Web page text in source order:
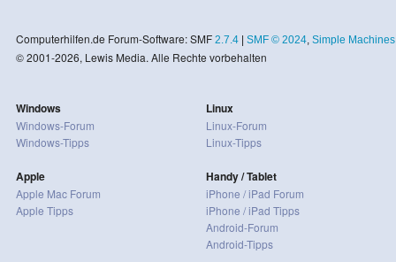
Computerhilfen.de Forum-Software: SMF 2.7.4| SMF © 2024, Simple Machines
© 2001-2026, Lewis Media. Alle Rechte vorbehalten
Windows
Windows-Forum
Windows-Tipps
Apple
Apple Mac Forum
Apple Tipps
Linux
Linux-Forum
Linux-Tipps
Handy / Tablet
iPhone / iPad Forum
iPhone / iPad Tipps
Android-Forum
Android-Tipps